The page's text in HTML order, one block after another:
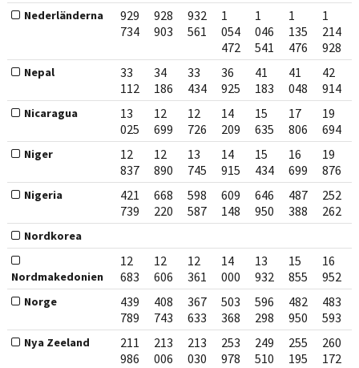
Nederländerna
929
734
928
903
932
561
1
054
472
1
046
541
1
135
476
1
214
928
Nepal
33
112
34
186
33
434
36
925
41
183
41
048
42
914
Nicaragua
13
025
12
699
12
726
14
209
15
635
17
806
19
694
Niger
12
837
12
890
13
745
14
915
15
434
16
699
19
876
Nigeria
421
739
668
220
598
587
609
148
646
950
487
388
252
262
Nordkorea
Nordmakedonien
12
683
12
606
12
361
14
000
13
932
15
855
16
952
Norge
439
789
408
743
367
633
503
368
596
298
482
950
483
593
Nya Zeeland
211
986
213
006
213
030
253
978
249
510
255
195
260
172